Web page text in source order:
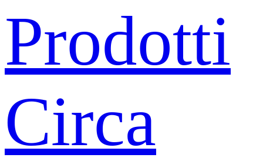
Prodotti
Circa